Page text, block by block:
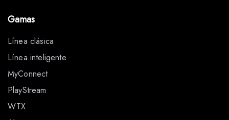
43 avenue de la République
Francia
204.8 km
Directions
Gamas
Línea clásica
Línea inteligente
MyConnect
PlayStream
WTX